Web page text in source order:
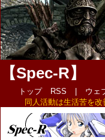
【Spec-R】
トップ RSS ウェ
同人活動は生活苦を改